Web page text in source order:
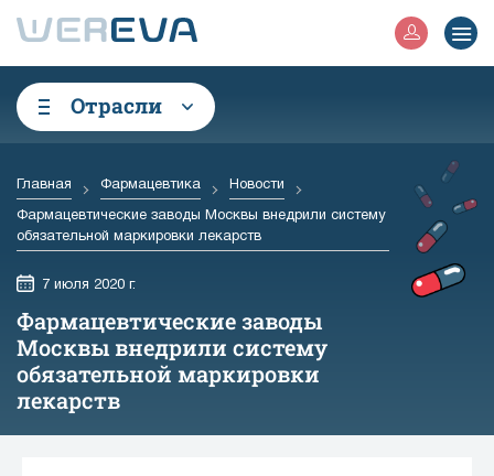
Отрасли
Главная Фармацевтика Новости
Фармацевтические заводы Москвы внедрили систему
обязательной маркировки лекарств
7 июля 2020 г.
Фармацевтические заводы
Москвы внедрили систему
обязательной маркировки
лекарств